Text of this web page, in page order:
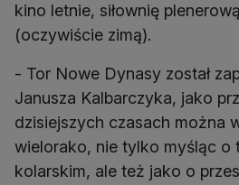
kino letnie, siłownię
(oczywiście zimą).
- Tor Nowe Dynasy został
Janusza Kalbarczyka, jako
dzisiejszych czasach można
wielorako, nie tylko myśląc o
kolarskim, ale też jako o